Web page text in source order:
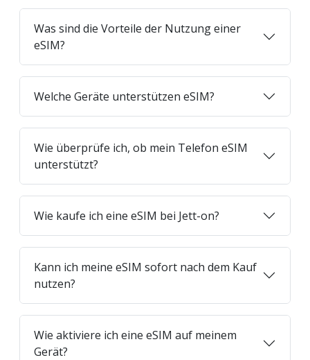
Was sind die Vorteile der Nutzung einer
eSIM?
Welche Geräte unterstützen eSIM?
Wie überprüfe ich, ob mein Telefon eSIM
unterstützt?
Wie kaufe ich eine eSIM bei Jett-on?
Kann ich meine eSIM sofort nach dem Kauf
nutzen?
Wie aktiviere ich eine eSIM auf meinem
Gerät?